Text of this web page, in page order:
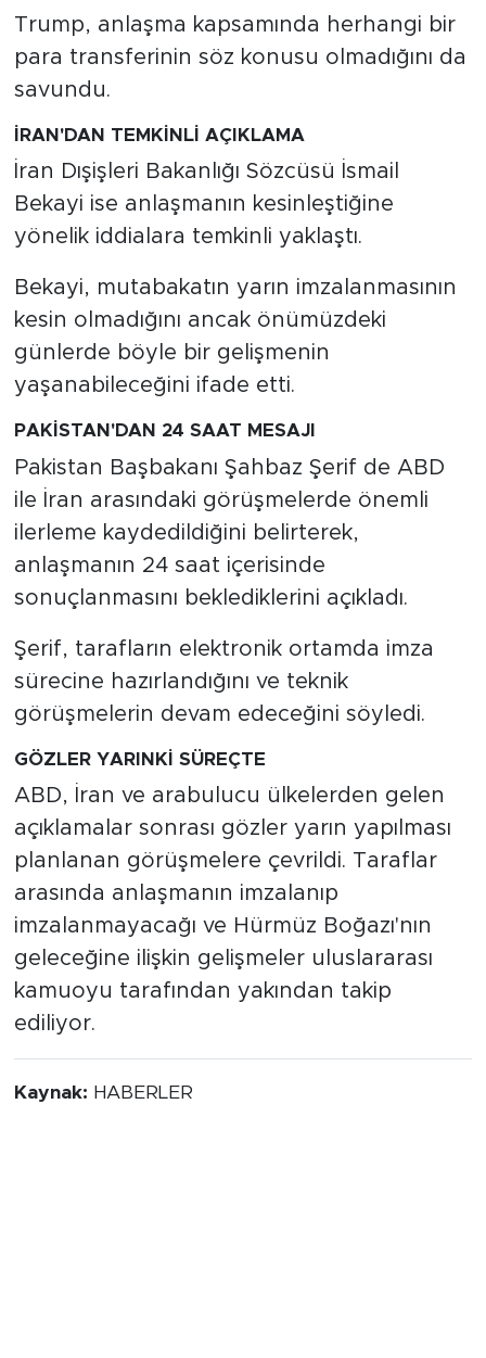
Trump, anlaşma kapsamında herhangi bir
para transferinin söz konusu olmadığını da
savundu.
İRAN'DAN TEMKİNLİ AÇIKLAMA
İran Dışişleri Bakanlığı Sözcüsü İsmail
Bekayi ise anlaşmanın kesinleştiğine
yönelik iddialara temkinli yaklaştı.
Bekayi, mutabakatın yarın imzalanmasının
kesin olmadığını ancak önümüzdeki
günlerde böyle bir gelişmenin
yaşanabileceğini ifade etti.
PAKİSTAN'DAN 24 SAAT MESAJI
Pakistan Başbakanı Şahbaz Şerif de ABD
ile İran arasındaki görüşmelerde önemli
ilerleme kaydedildiğini belirterek,
anlaşmanın 24 saat içerisinde
sonuçlanmasını beklediklerini açıkladı.
Şerif, tarafların elektronik ortamda imza
sürecine hazırlandığını ve teknik
görüşmelerin devam edeceğini söyledi.
GÖZLER YARINKİ SÜREÇTE
ABD, İran ve arabulucu ülkelerden gelen
açıklamalar sonrası gözler yarın yapılması
planlanan görüşmelere çevrildi. Taraflar
arasında anlaşmanın imzalanıp
imzalanmayacağı ve Hürmüz Boğazı'nın
geleceğine ilişkin gelişmeler uluslararası
kamuoyu tarafından yakından takip
ediliyor.
Kaynak: HABERLER